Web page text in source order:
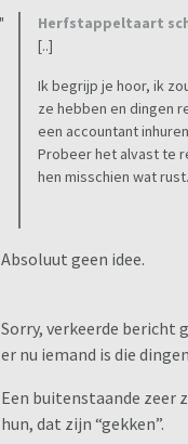
Herfstappeltaart
[..]
Ik begrijp je hoor, ik
ze hebben en dingen
een accountant
Probeer het alvast te
hen misschien wat rust.
Absoluut geen idee.
Sorry, verkeerde bericht
er nu iemand is die
Een buitenstaande zeer
hun, dat zijn “gekken”.